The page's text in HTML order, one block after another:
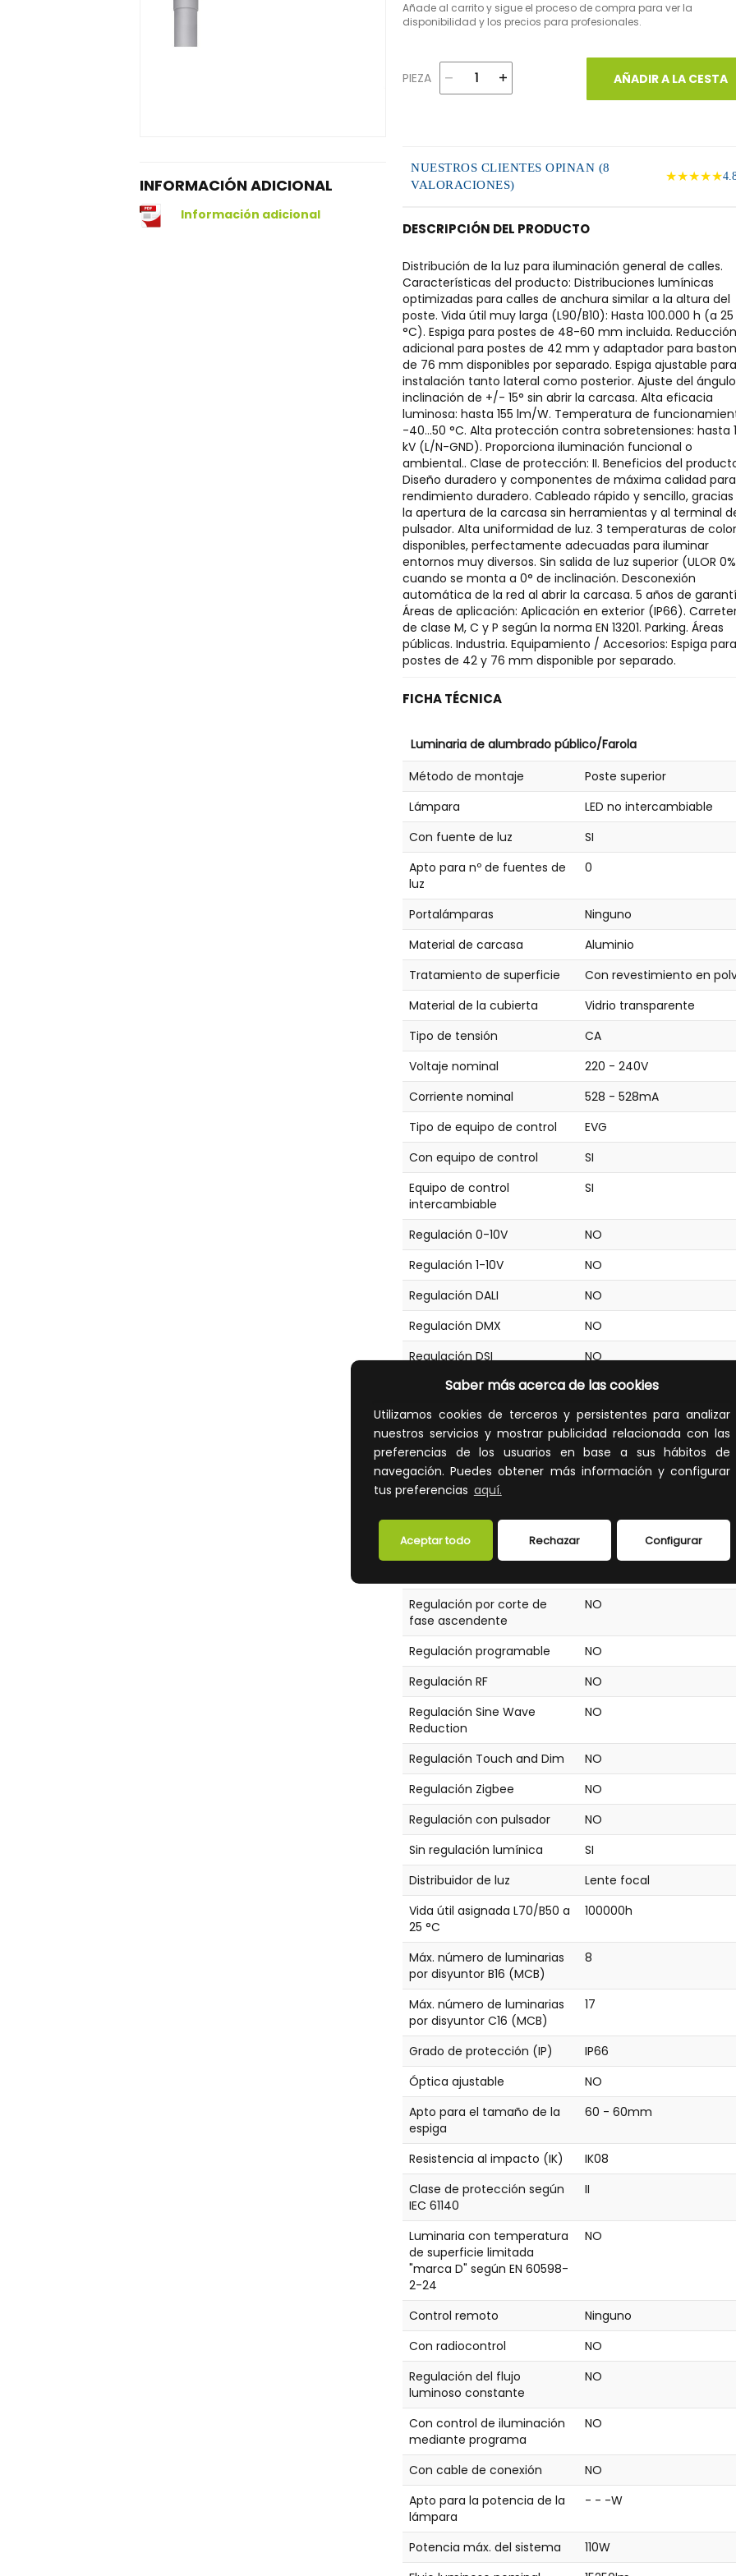
Saber más acerca de las cookies
Utilizamos cookies de terceros y persistentes para analizar
nuestros servicios y mostrar publicidad relacionada con las
preferencias de los usuarios en base a sus hábitos de
navegación. Puedes obtener más información y configurar
tus preferencias aquí.
Configurar
Rechazar
Aceptar todo
INFORMACIÓN ADICIONAL
Información adicional
Añade al carrito y sigue el proceso de compra para ver la
disponibilidad y los precios para profesionales.
PIEZA AÑADIR A LA CESTA
NUESTROS CLIENTES OPINAN (8
VALORACIONES)
★★★★★
DESCRIPCIÓN DEL PRODUCTO
Distribución de la luz para iluminación general de calles.
Características del producto: Distribuciones lumínicas
optimizadas para calles de anchura similar a la altura del
poste. Vida útil muy larga (L90/B10): Hasta 100.000 h (a 25
°C). Espiga para postes de 48-60 mm incluida. Reducción
adicional para postes de 42 mm y adaptador para
de 76 mm disponibles por separado. Espiga ajustable
instalación tanto lateral como posterior. Ajuste del
inclinación de +/- 15° sin abrir la carcasa. Alta eficacia
luminosa: hasta 155 lm/W. Temperatura de
-40...50 °C. Alta protección contra sobretensiones: hasta
kV (L/N-GND). Proporciona iluminación funcional o
ambiental.. Clase de protección: II. Beneficios del
Diseño duradero y componentes de máxima calidad
rendimiento duradero. Cableado rápido y sencillo,
la apertura de la carcasa sin herramientas y al terminal
pulsador. Alta uniformidad de luz. 3 temperaturas de color
disponibles, perfectamente adecuadas para iluminar
entornos muy diversos. Sin salida de luz superior (ULOR
cuando se monta a 0° de inclinación. Desconexión
automática de la red al abrir la carcasa. 5 años de
Áreas de aplicación: Aplicación en exterior (IP66).
de clase M, C y P según la norma EN 13201. Parking. Áreas
públicas. Industria. Equipamiento / Accesorios: Espiga para
postes de 42 y 76 mm disponible por separado.
FICHA TÉCNICA
Luminaria de alumbrado público/Farola
Método de montaje
Poste superior
Lámpara
LED no intercambiable
Con fuente de luz
SI
Apto para nº de fuentes de
luz
0
Portalámparas
Ninguno
Material de carcasa
Aluminio
Tratamiento de superficie
Con revestimiento en
Material de la cubierta
Vidrio transparente
Tipo de tensión
CA
Voltaje nominal
220 - 240V
Corriente nominal
528 - 528mA
Tipo de equipo de control
EVG
Con equipo de control
SI
Equipo de control
intercambiable
SI
Regulación 0-10V
NO
Regulación 1-10V
NO
Regulación DALI
NO
Regulación DMX
NO
Regulación DSI
NO
Regulación por
NO
Regulación LineSwitch
NO
Regulación lumínica propia
del fabricante
NO
de la tensión de red
Regulación por corte de
NO
Regulación por corte de
fase ascendente
NO
Regulación programable
NO
Regulación RF
NO
Regulación Sine Wave
Reduction
NO
Regulación Touch and Dim
NO
Regulación Zigbee
NO
Regulación con pulsador
NO
Sin regulación lumínica
SI
Distribuidor de luz
Lente focal
Vida útil asignada L70/B50 a
25 °C
100000h
Máx. número de luminarias
por disyuntor B16 (MCB)
8
Máx. número de luminarias
por disyuntor C16 (MCB)
17
Grado de protección (IP)
IP66
Óptica ajustable
NO
Apto para el tamaño de la
espiga
60 - 60mm
Resistencia al impacto (IK)
IK08
Clase de protección según
IEC 61140
II
Luminaria con temperatura
de superficie limitada
"marca D" según EN 60598-
2-24
NO
Control remoto
Ninguno
Con radiocontrol
NO
Regulación del flujo
luminoso constante
NO
Con control de iluminación
mediante programa
NO
Con cable de conexión
NO
Apto para la potencia de la
lámpara
- - -W
Potencia máx. del sistema
110W